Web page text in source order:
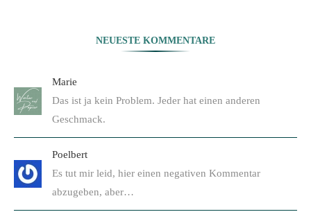
NEUESTE KOMMENTARE
Marie
Das ist ja kein Problem. Jeder hat einen anderen
Geschmack.
Poelbert
Es tut mir leid, hier einen negativen Kommentar
abzugeben, aber…